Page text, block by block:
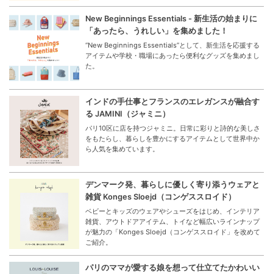
New Beginnings Essentials - 新生活の始まりに
「あったら、うれしい」を集めました！
“New Beginnings Essentials”として、新生活を応援する
アイテムや学校・職場にあったら便利なグッズを集めまし
た。
インドの手仕事とフランスのエレガンスが融合す
る JAMINI（ジャミニ）
パリ10区に店を持つジャミニ。日常に彩りと詩的な美しさ
をもたらし、暮らしを豊かにするアイテムとして世界中か
ら人気を集めています。
デンマーク発、暮らしに優しく寄り添うウェアと
雑貨 Konges Sloejd（コンゲススロイド）
ベビーとキッズのウェアやシューズをはじめ、インテリア
雑貨、アウトドアアイテム、トイなど幅広いラインナップ
が魅力の「Konges Sloejd（コンゲススロイド」を改めて
ご紹介。
パリのママが愛する娘を想って仕立てたかわいい